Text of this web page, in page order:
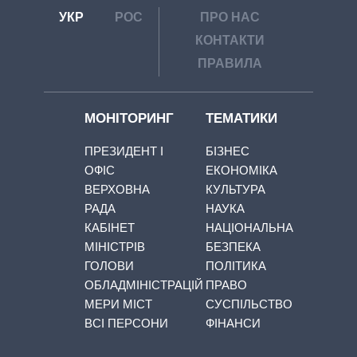
УКР РОС
ПРО НАС
КОНТАКТИ
ПРАВИЛА
МОНІТОРИНГ
ПРЕЗИДЕНТ І
ОФІС
ВЕРХОВНА
РАДА
КАБІНЕТ
МІНІСТРІВ
ГОЛОВИ
ОБЛАДМІНІСТРАЦІЙ
МЕРИ МІСТ
ВСІ ПЕРСОНИ
ТЕМАТИКИ
БІЗНЕС
ЕКОНОМІКА
КУЛЬТУРА
НАУКА
НАЦІОНАЛЬНА
БЕЗПЕКА
ПОЛІТИКА
ПРАВО
СУСПІЛЬСТВО
ФІНАНСИ